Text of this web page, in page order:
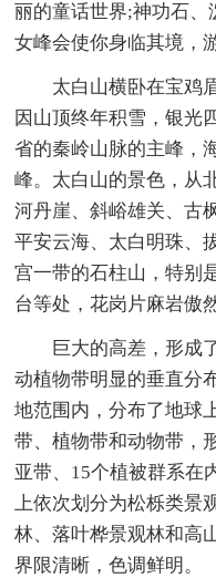
丽的童话世界;神功石
女峰会使你身临其境，
太白山横卧在宝鸡
因山顶终年积雪，银光
省的秦岭山脉的主峰，
峰。太白山的景色，从
河丹崖、斜峪雄关、古
平安云海、太白明珠、
宫一带的石柱山，特别
台等处，花岗片麻岩傲
巨大的高差，形成
动植物带明显的垂直分
地范围内，分布了地球
带、植物带和动物带，
亚带、15个植被群系在
上依次划分为松栎类景
林、落叶桦景观林和高
界限清晰，色调鲜明。